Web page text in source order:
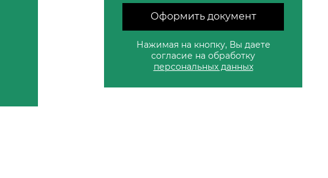
Оформить документ
Нажимая на кнопку, Вы даете
согласие на обработку
персональных данных